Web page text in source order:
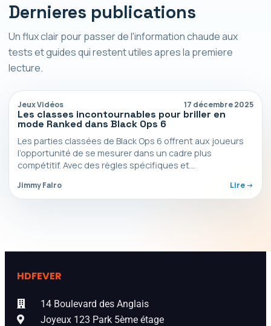
Dernieres publications
Un flux clair pour passer de l'information chaude aux
tests et guides qui restent utiles apres la premiere
lecture.
Jeux Vidéos 17 décembre 2025
Les classes incontournables pour briller en
mode Ranked dans Black Ops 6
Les parties classées de Black Ops 6 offrent aux joueurs
l’opportunité de se mesurer dans un cadre plus
compétitif. Avec des règles spécifiques et…
Jimmy Falro Lire ->
HDFEVER
14 Boulevard des Anglais
Joyeux 123 Park 5ème étage